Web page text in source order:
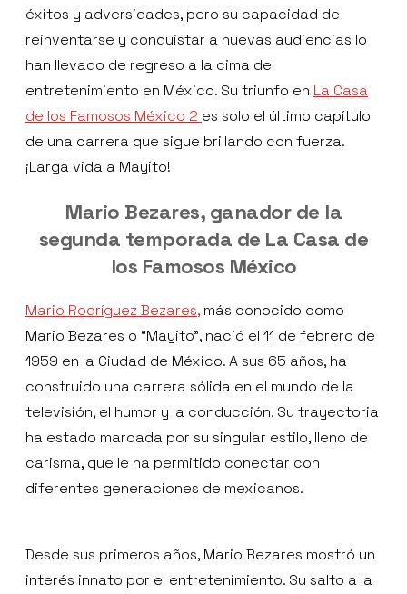
éxitos y adversidades, pero su capacidad de
reinventarse y conquistar a nuevas audiencias lo
han llevado de regreso a la cima del
entretenimiento en México. Su triunfo en La Casa
de los Famosos México 2 es solo el último capítulo
de una carrera que sigue brillando con fuerza.
¡Larga vida a Mayito!
Mario Bezares, ganador de la
segunda temporada de La Casa de
los Famosos México
Mario Rodríguez Bezares, más conocido como
Mario Bezares o “Mayito”, nació el 11 de febrero de
1959 en la Ciudad de México. A sus 65 años, ha
construido una carrera sólida en el mundo de la
televisión, el humor y la conducción. Su trayectoria
ha estado marcada por su singular estilo, lleno de
carisma, que le ha permitido conectar con
diferentes generaciones de mexicanos.
Desde sus primeros años, Mario Bezares mostró un
interés innato por el entretenimiento. Su salto a la